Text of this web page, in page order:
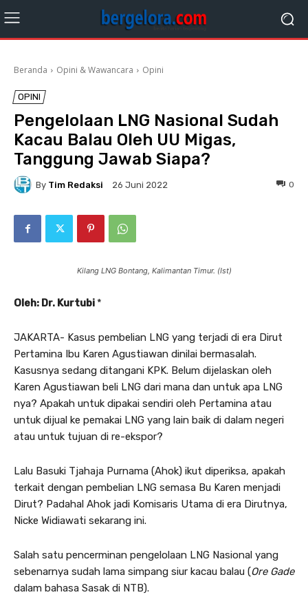
Beranda Opini & Wawancara Opini
OPINI
Pengelolaan LNG Nasional Sudah
Kacau Balau Oleh UU Migas,
Tanggung Jawab Siapa?
By Tim Redaksi 26 Juni 2022 0
Kilang LNG Bontang, Kalimantan Timur. (Ist)
Oleh: Dr. Kurtubi *
JAKARTA- Kasus pembelian LNG yang terjadi di era Dirut
Pertamina Ibu Karen Agustiawan dinilai bermasalah.
Kasusnya sedang ditangani KPK. Belum dijelaskan oleh
Karen Agustiawan beli LNG dari mana dan untuk apa LNG
nya? Apakah untuk dipakai sendiri oleh Pertamina atau
untuk dijual ke pemakai LNG yang lain baik di dalam negeri
atau untuk tujuan di re-ekspor?
Lalu Basuki Tjahaja Purnama (Ahok) ikut diperiksa, apakah
terkait dengan pembelian LNG semasa Bu Karen menjadi
Dirut? Padahal Ahok jadi Komisaris Utama di era Dirutnya,
Nicke Widiawati sekarang ini.
Salah satu pencerminan pengelolaan LNG Nasional yang
sebenarnya sudah lama simpang siur kacau balau (Ore Gade
dalam bahasa Sasak di NTB).